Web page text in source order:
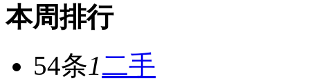
本周排行
54条1二手